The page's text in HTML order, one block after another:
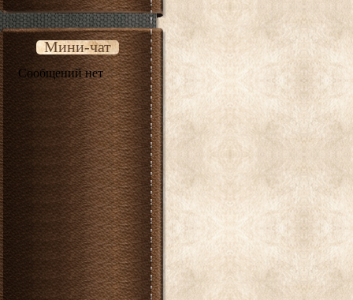
Мини-чат